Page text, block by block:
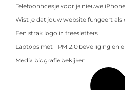
Telefoonhoesje voor je nieuwe iPhone
Wist je dat jouw website fungeert als
Een strak logo in freesletters
Laptops met TPM 2.0 beveiliging en
Media biografie bekijken